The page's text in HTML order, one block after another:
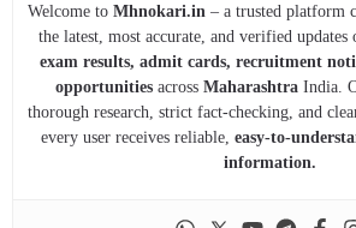
Welcome to Mhnokari.in – a trusted platform
the latest, most accurate, and verified updates
exam results, admit cards, recruitment
opportunitiesacross MaharashtraIndia.
thorough research, strict fact-checking, and
every user receives reliable, easy-to-
information.